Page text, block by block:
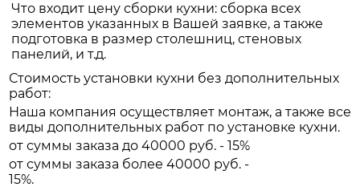
Что входит цену сборки кухни: сборка всех
элементов указанных в Вашей заявке, а также
подготовка в размер столешниц, стеновых
панелий, и т.д.
Стоимость установки кухни без дополнительных
работ:
Наша компания осуществляет монтаж, а также все
виды дополнительных работ по установке кухни.
от суммы заказа до 40000 руб. - 15%
от суммы заказа более 40000 руб. -
15%.